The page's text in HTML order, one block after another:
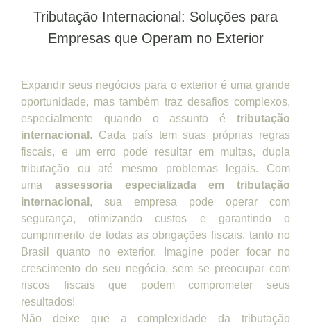
Tributação Internacional: Soluções para
Empresas que Operam no Exterior
Expandir seus negócios para o exterior é uma grande
oportunidade, mas também traz desafios complexos,
especialmente quando o assunto é tributação
internacional . Cada país tem suas próprias regras
fiscais, e um erro pode resultar em multas, dupla
tributação ou até mesmo problemas legais. Com
uma assessoria especializada em tributação
internacional , sua empresa pode operar com
segurança, otimizando custos e garantindo o
cumprimento de todas as obrigações fiscais, tanto no
Brasil quanto no exterior. Imagine poder focar no
crescimento do seu negócio, sem se preocupar com
riscos fiscais que podem comprometer seus
resultados!
Não deixe que a complexidade da tributação